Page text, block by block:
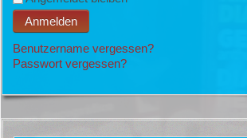
Anmelden
Benutzername vergessen?
Passwort vergessen?